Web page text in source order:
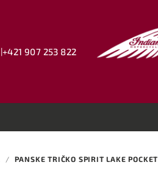
|+421 907 253 822
/ PANSKE TRIČKO SPIRIT LAKE POCKET